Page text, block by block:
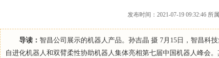
发布时间：2021-07-19 09:32:46
导读： 智昌公司展示的机器人产品。孙吉晶 摄 7月15日，智昌科
自进化机器人和双臂柔性协助机器人集体亮相第七届中国机器人峰会